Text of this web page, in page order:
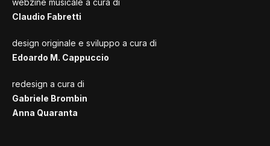
Claudio Fabretti
design originale e sviluppo a cura di
Edoardo M. Cappuccio
redesign a cura di
Gabriele Brombin
Anna Quaranta